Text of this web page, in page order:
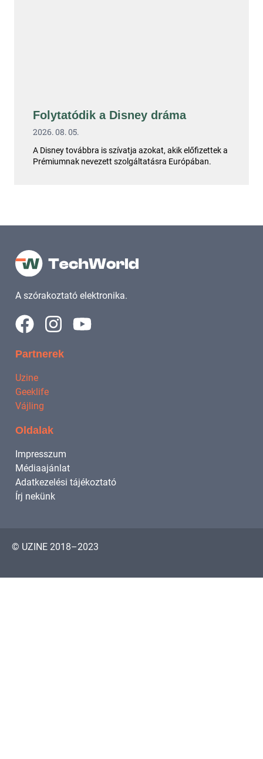
Folytatódik a Disney dráma
2026. 08. 05.
A Disney továbbra is szívatja azokat, akik előfizettek a
Prémiumnak nevezett szolgáltatásra Európában.
A szórakoztató elektronika.
Partnerek
Uzine
Geeklife
Vájling
Oldalak
Impresszum
Médiaajánlat
Adatkezelési tájékoztató
Írj nekünk
© UZINE 2018–2023